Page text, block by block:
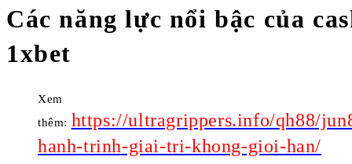
Các năng lực nổi bậc của
1xbet
Xem
thêm: https://ultragrippers.info/qh88/
hanh-trinh-giai-tri-khong-gioi-han/